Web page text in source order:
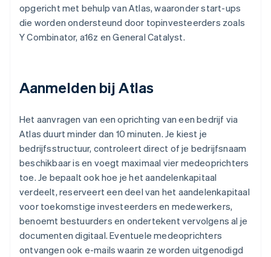
opgericht met behulp van Atlas, waaronder start-ups
die worden ondersteund door topinvesteerders zoals
Y Combinator, a16z en General Catalyst.
Aanmelden bij Atlas
Het aanvragen van een oprichting van een bedrijf via
Atlas duurt minder dan 10 minuten. Je kiest je
bedrijfsstructuur, controleert direct of je bedrijfsnaam
beschikbaar is en voegt maximaal vier medeoprichters
toe. Je bepaalt ook hoe je het aandelenkapitaal
verdeelt, reserveert een deel van het aandelenkapitaal
voor toekomstige investeerders en medewerkers,
benoemt bestuurders en ondertekent vervolgens al je
documenten digitaal. Eventuele medeoprichters
ontvangen ook e-mails waarin ze worden uitgenodigd